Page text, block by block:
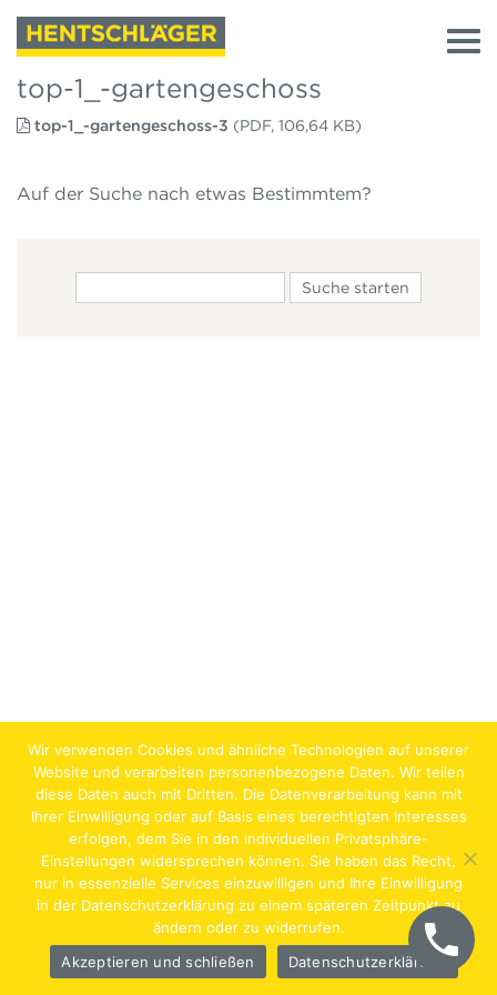
top-1_-gartengeschoss
top-1_-gartengeschoss-3 (PDF, 106,64 KB)
Auf der Suche nach etwas Bestimmtem?
Jobs Lehrstellen Impressum AGB Datenschutz
Hentschläger Bau GmbH – A-4222 Langenstein,
Wir verwenden Cookies und ähnliche Technologien auf unserer
Website und verarbeiten personenbezogene Daten. Wir teilen
diese Daten auch mit Dritten. Die Datenverarbeitung kann mit
Ihrer Einwilligung oder auf Basis eines berechtigten Interesses
erfolgen, dem Sie in den individuellen Privatsphäre-
Einstellungen widersprechen können. Sie haben das Recht,
nur in essenzielle Services einzuwilligen und Ihre Einwilligung
in der Datenschutzerklärung zu einem späteren Zeitpunkt zu
ändern oder zu widerrufen.
Akzeptieren und schließen
Datenschutzerklärung